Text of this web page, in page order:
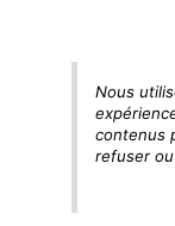
Nous
contenus
refuser